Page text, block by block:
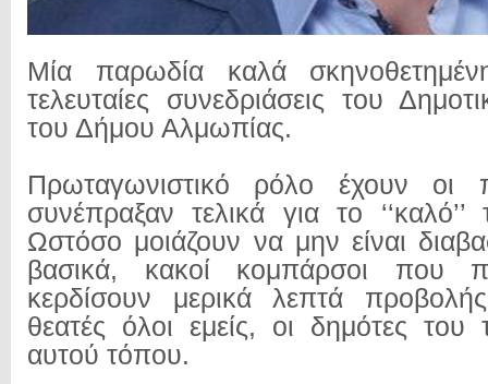
Μία παρωδία καλά
τελευταίες συνεδριάσεις του
του Δήμου Αλμωπίας.
Πρωταγωνιστικό ρόλο έχουν οι
συνέπραξαν τελικά για το
Ωστόσο μοιάζουν να μην είναι
βασικά, κακοί κομπάρσοι που
κερδίσουν μερικά λεπτά
θεατές όλοι εμείς, οι δημότες του
αυτού τόπου.